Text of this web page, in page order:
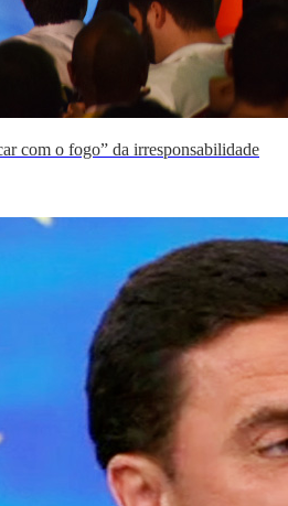
com o fogo” da irresponsabilidade